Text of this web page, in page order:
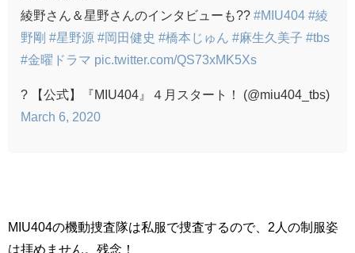
綾野さん＆星野さんのインタビューも?? #MIU404 #綾
野剛 #星野源 #岡田健史 #橋本じゅん #麻生久美子 #tbs
#金曜ドラマ pic.twitter.com/QS73xMK5Xs
? 【公式】『MIU404』４月スタート！ (@miu404_tbs)
March 6, 2020
MIU404の機動捜査隊は私服で捜査するので、2人の制服姿
は拝めません。残念！